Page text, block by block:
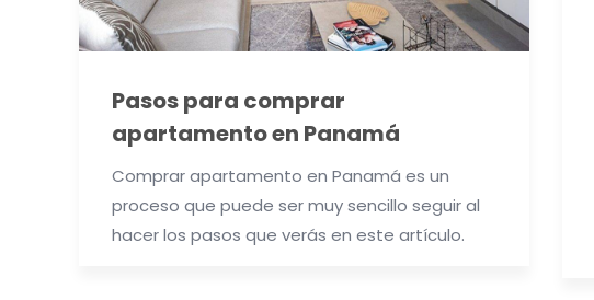
Pasos para comprar
apartamento en Panamá
Comprar apartamento en Panamá es un
proceso que puede ser muy sencillo seguir al
hacer los pasos que verás en este artículo.